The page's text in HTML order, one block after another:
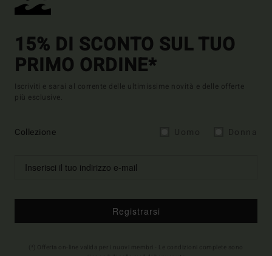
15% DI SCONTO SUL TUO
PRIMO ORDINE*
Iscriviti e sarai al corrente delle ultimissime novità e delle offerte
più esclusive.
Collezione
Registrarsi